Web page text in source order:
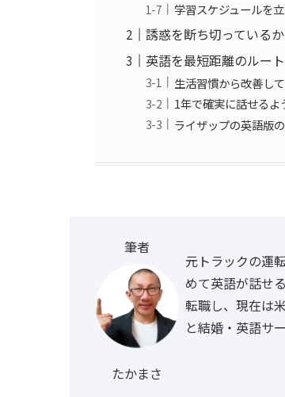
学習スケジュールを
誘惑を断ち切っているか
英語を最短距離のルー
生活習慣から改善し
1年で確実に話せる
ライザップの英語版
筆者
たかまさ
元トラックの運
めて英語が話せ
転職し、現在は
と結婚・英語サ